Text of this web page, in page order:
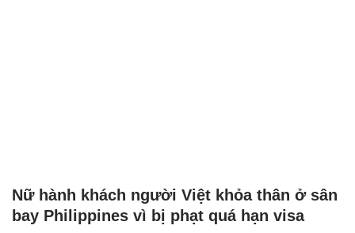
Nữ hành khách người Việt khỏa thân ở sân
bay Philippines vì bị phạt quá hạn visa